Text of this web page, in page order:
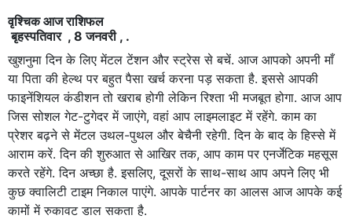
वृश्चिक आज राशिफल
बृहस्पतिवार , 8 जनवरी , .
खुशनुमा दिन के लिए मेंटल टेंशन और स्ट्रेस से बचें. आज आपको अपनी माँ
या पिता की हेल्थ पर बहुत पैसा खर्च करना पड़ सकता है. इससे आपकी
फाइनेंशियल कंडीशन तो खराब होगी लेकिन रिश्ता भी मजबूत होगा. आज आप
जिस सोशल गेट-टुगेदर में जाएंगे, वहां आप लाइमलाइट में रहेंगे. काम का
प्रेशर बढ़ने से मेंटल उथल-पुथल और बेचैनी रहेगी. दिन के बाद के हिस्से में
आराम करें. दिन की शुरुआत से आखिर तक, आप काम पर एनर्जेटिक महसूस
करते रहेंगे. दिन अच्छा है. इसलिए, दूसरों के साथ-साथ आप अपने लिए भी
कुछ क्वालिटी टाइम निकाल पाएंगे. आपके पार्टनर का आलस आज आपके कई
कामों में रुकावट डाल सकता है.